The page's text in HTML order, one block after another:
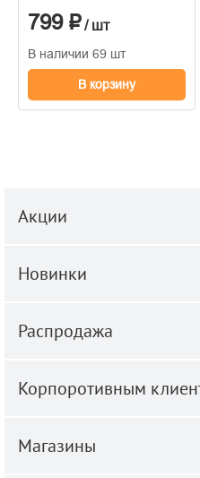
799 ₽/ шт
В наличии 69 шт
В корзину
Акции
Новинки
Распродажа
Корпоротивным
Магазины